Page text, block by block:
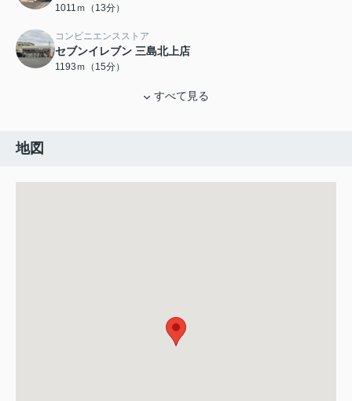
1011ｍ（13分）
コンビニエンスストア
セブンイレブン 三島北上店
1193ｍ（15分）
すべて見る
地図